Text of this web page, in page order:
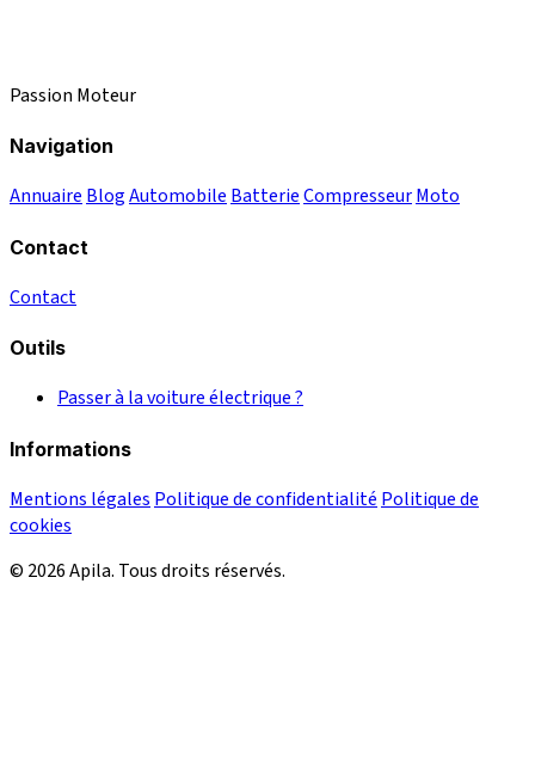
Passion Moteur
Navigation
Annuaire BlogAutomobile BatterieCompresseurMoto
Contact
Contact
Outils
Passer à la voiture électrique ?
Informations
Mentions légales Politique de confidentialité Politique de
cookies
© 2026 Apila. Tous droits réservés.